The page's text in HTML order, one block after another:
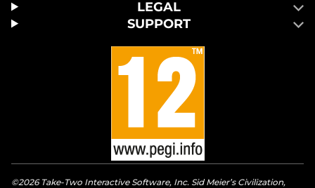
LEGAL
SUPPORT
©2026 Take-Two Interactive Software, Inc. Sid Meier’s Civilization,